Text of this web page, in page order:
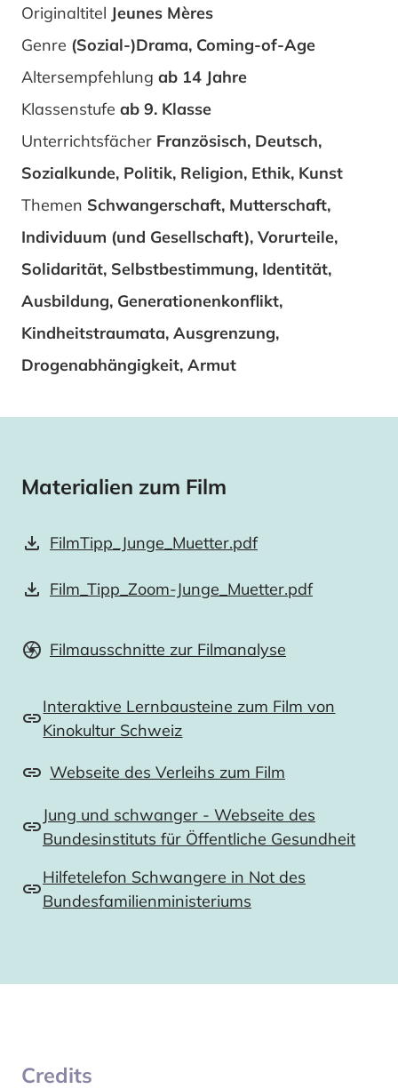
Originaltitel Jeunes Mères
Genre (Sozial-)Drama, Coming-of-Age
Altersempfehlung ab 14 Jahre
Klassenstufe ab 9. Klasse
Unterrichtsfächer Französisch, Deutsch,
Sozialkunde, Politik, Religion, Ethik, Kunst
Themen Schwangerschaft, Mutterschaft,
Individuum (und Gesellschaft), Vorurteile,
Solidarität, Selbstbestimmung, Identität,
Ausbildung, Generationenkonflikt,
Kindheitstraumata, Ausgrenzung,
Drogenabhängigkeit, Armut
Materialien zum Film
FilmTipp_Junge_Muetter.pdf
Film_Tipp_Zoom-Junge_Muetter.pdf
Filmausschnitte zur Filmanalyse
Interaktive Lernbausteine zum Film von
Kinokultur Schweiz
Webseite des Verleihs zum Film
Jung und schwanger - Webseite des
Bundesinstituts für Öffentliche Gesundheit
Hilfetelefon Schwangere in Not des
Bundesfamilienministeriums
Credits